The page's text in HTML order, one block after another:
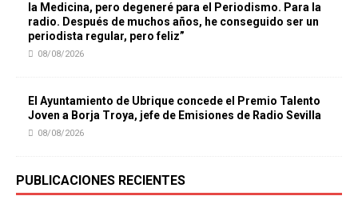
la Medicina, pero degeneré para el Periodismo. Para la
radio. Después de muchos años, he conseguido ser un
periodista regular, pero feliz”
08/08/2026
El Ayuntamiento de Ubrique concede el Premio Talento
Joven a Borja Troya, jefe de Emisiones de Radio Sevilla
08/08/2026
PUBLICACIONES RECIENTES